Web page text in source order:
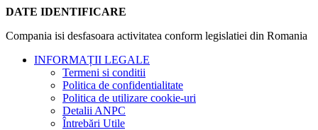
DATE IDENTIFICARE
Compania isi desfasoara activitatea conform legislatiei din Romania
INFORMAȚII LEGALE
Termeni si conditii
Politica de confidentialitate
Politica de utilizare cookie-uri
Detalii ANPC
Întrebări Utile